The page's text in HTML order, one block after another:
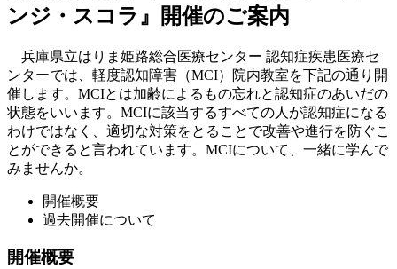
ンジ・スコラ』開催のご案内
兵庫県立はりま姫路総合医療センター 認知症疾患医療セ
ンターでは、軽度認知障害（MCI）院内教室を下記の通り開
催します。MCIとは加齢によるもの忘れと認知症のあいだの
状態をいいます。MCIに該当するすべての人が認知症になる
わけではなく、適切な対策をとることで改善や進行を防ぐこ
とができると言われています。MCIについて、一緒に学んで
みませんか。
開催概要
過去開催について
開催概要